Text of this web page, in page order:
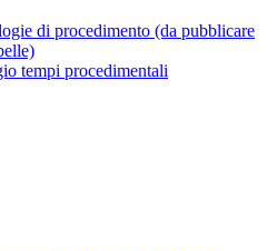
di procedimento (da pubblicare
tempi procedimentali